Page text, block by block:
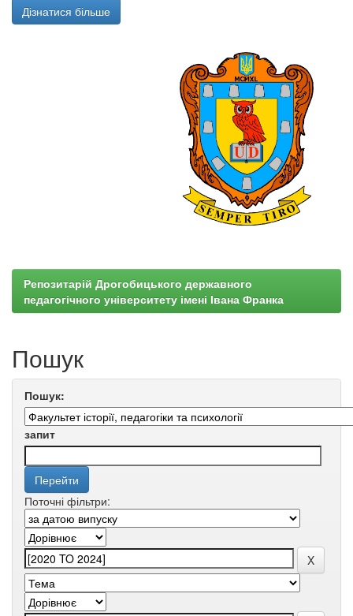
Дізнатися більше
Репозитарій Дрогобицького державного
педагогічного університету імені Івана Франка
Пошук
Пошук:
запит
Поточні фільтри: